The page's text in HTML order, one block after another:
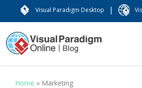
Visual Paradigm Desktop |
Home » Marketing